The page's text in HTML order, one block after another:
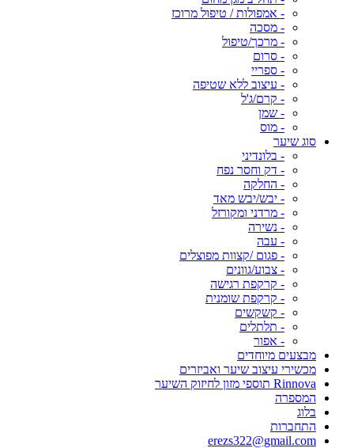
- אמפולות / טיפול מרוכז
- מסכה
- מרכך/טיפול
- סרום
- ספריי
- עיצוב ללא שטיפה
- קרם/ג'ל
- שמן
- מוס
סוג שיער
- בלונדיני
- דק וחסר נפח
- החלקה
- יבש/יבש מאד
- מרדני ומקורזל
- נשירה
- עבה
- פגום /קצוות מפוצלים
- צבוע/גוונים
- קרקפת רגישה
- קרקפת שומנית
- קשקשים
- תלתלים
- אפור
מבצעים מיוחדים
מכשירי עיצוב שיער ואביזרים
Rinnova תוספי מזון לחיזוק השיער
המספרה
בלוג
התחברות
erezs322@gmail.com